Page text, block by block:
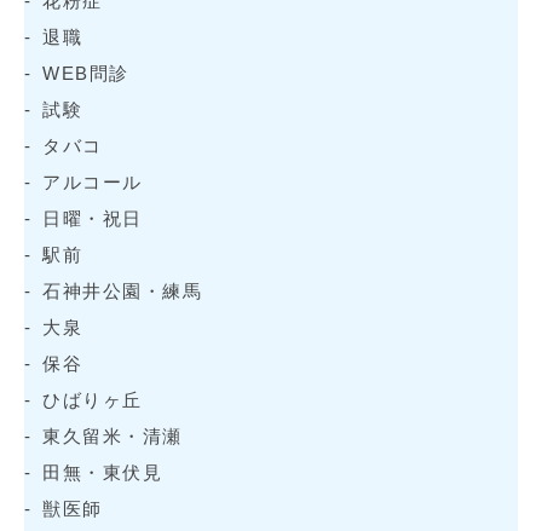
退職
WEB問診
試験
タバコ
アルコール
日曜・祝日
駅前
石神井公園・練馬
大泉
保谷
ひばりヶ丘
東久留米・清瀬
田無・東伏見
獣医師